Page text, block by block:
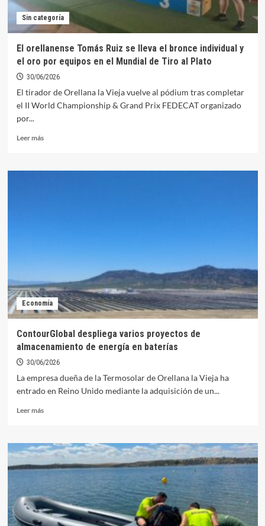
Sin categoría
El orellanense Tomás Ruiz se lleva el bronce individual y
el oro por equipos en el Mundial de Tiro al Plato
30/06/2026
El tirador de Orellana la Vieja vuelve al pódium tras completar
el II World Championship & Grand Prix FEDECAT organizado
por...
Leer másLeer
El
el
oro
por
equipos
el
Mundial
de
al
Plato
Economía
ContourGlobal despliega varios proyectos de
almacenamiento de energía en baterías
30/06/2026
La empresa dueña de la Termosolar de Orellana la Vieja ha
entrado en Reino Unido mediante la adquisición de un...
Leer másLeer
ContourGlobal
despliega
varios
proyectos
almacenamiento
de
energía